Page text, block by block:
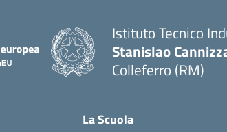
Istituto Tecnico
Stanislao
Colleferro (RM)
La Scuola